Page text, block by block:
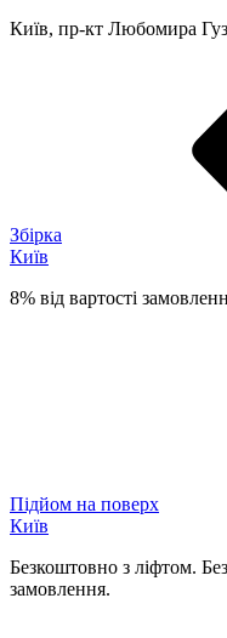
Київ, пр-кт Любомира
Збірка
Київ
8% від вартості
Підйом на поверх
Київ
Безкоштовно з ліфтом.
замовлення.